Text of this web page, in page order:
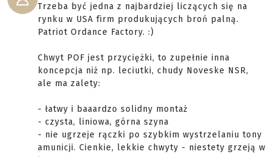
Trzeba być jedna z najbardziej liczących się na
rynku w USA firm produkujących broń palną.
Patriot Ordance Factory. :)
Chwyt POF jest przyciężki, to zupełnie inna
koncepcja niż np. leciutki, chudy Noveske NSR,
ale ma zalety:
- łatwy i baaardzo solidny montaż
- czysta, liniowa, górna szyna
- nie ugrzeje rączki po szybkim wystrzelaniu tony
amunicji. Cienkie, lekkie chwyty - niestety grzeją w